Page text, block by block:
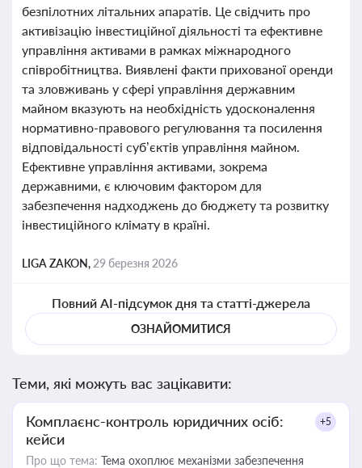
безпілотних літальних апаратів. Це свідчить про
активізацію інвестиційної діяльності та ефективне
управління активами в рамках міжнародного
співробітництва. Виявлені факти прихованої оренди
та зловживань у сфері управління державним
майном вказують на необхідність удосконалення
нормативно-правового регулювання та посилення
відповідальності суб’єктів управління майном.
Ефективне управління активами, зокрема
державними, є ключовим фактором для
забезпечення надходжень до бюджету та розвитку
інвестиційного клімату в країні.
LIGA ZAKON, 29 березня 2026
Повний AI-підсумок дня та статті-джерела
ОЗНАЙОМИТИСЯ
Теми, які можуть вас зацікавити:
Комплаєнс-контроль юридичних осіб:
кейси
+5
Про що тема: Тема охоплює механізми забезпечення